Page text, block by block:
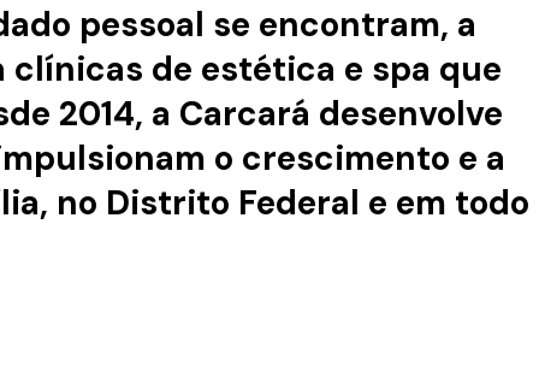
pessoal se encontram, a
de estética e spa que
2014, a Carcará desenvolve
o crescimento e a
no Distrito Federal e em todo